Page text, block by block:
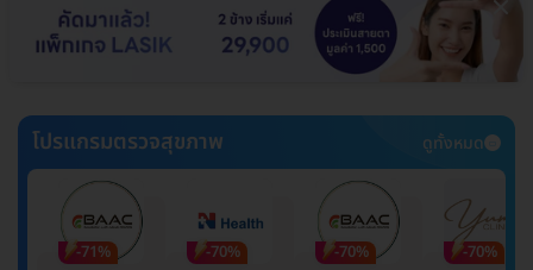
โปรแกรมตรวจสุขภาพ ดูทั้งหมด
-71% -70% -70% -70%